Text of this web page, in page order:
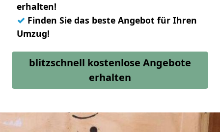
erhalten!
✓ Finden Sie das beste Angebot für Ihren
Umzug!
blitzschnell kostenlose Angebote
erhalten